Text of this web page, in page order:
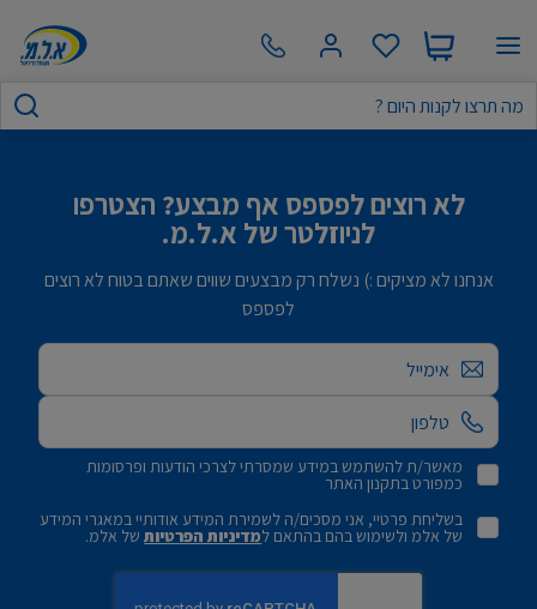
לא רוצים לפספס אף מבצע? הצטרפו
לניוזלטר של א.ל.מ.
אנחנו לא מציקים :) נשלח רק מבצעים שווים שאתם בטוח לא רוצים
לפספס
אימייל
מאשר/ת להשתמש במידע שמסרתי לצרכי הודעות ופרסומות
כמפורט בתקנון האתר
בשליחת פרטיי, אני מסכים/ה לשמירת המידע אודותיי במאגרי המידע
של אלמ ולשימוש בהם בהתאם למדיניות הפרטיותשל אלמ.